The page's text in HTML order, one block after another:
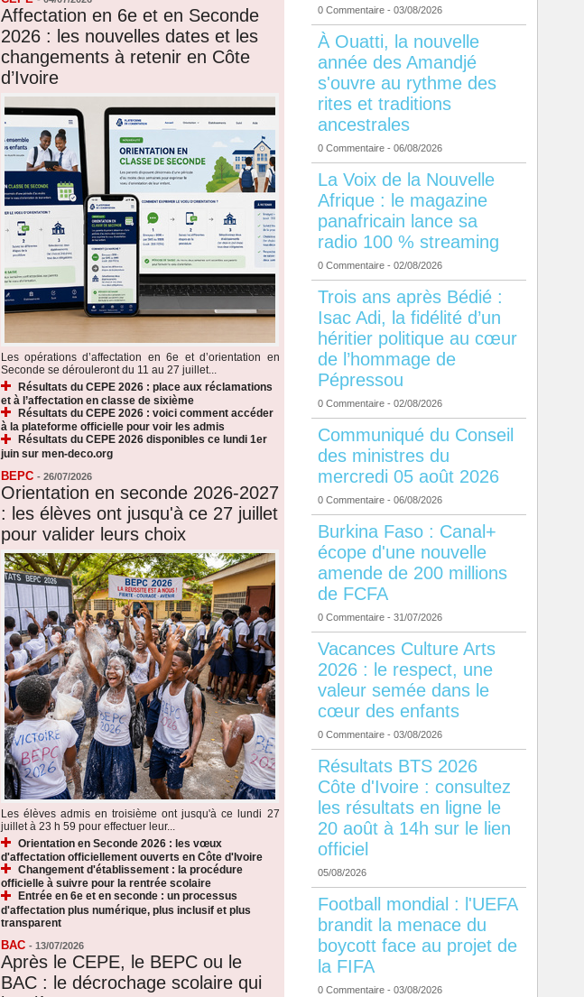
Affectation en 6e et en Seconde
2026 : les nouvelles dates et les
changements à retenir en Côte
d’Ivoire
Les opérations d’affectation en 6e et d’orientation en
Seconde se dérouleront du 11 au 27 juillet...
Résultats du CEPE 2026 : place aux réclamations
et à l’affectation en classe de sixième
Résultats du CEPE 2026 : voici comment accéder
à la plateforme officielle pour voir les admis
Résultats du CEPE 2026 disponibles ce lundi 1er
juin sur men-deco.org
BEPC - 26/07/2026
Orientation en seconde 2026-2027
: les élèves ont jusqu'à ce 27 juillet
pour valider leurs choix
Les élèves admis en troisième ont jusqu'à ce lundi 27
juillet à 23 h 59 pour effectuer leur...
Orientation en Seconde 2026 : les vœux
d'affectation officiellement ouverts en Côte d'Ivoire
Changement d'établissement : la procédure
officielle à suivre pour la rentrée scolaire
Entrée en 6e et en seconde : un processus
d'affectation plus numérique, plus inclusif et plus
transparent
BAC - 13/07/2026
Après le CEPE, le BEPC ou le
BAC : le décrochage scolaire qui
0 Commentaire - 03/08/2026
À Ouatti, la nouvelle
année des Amandjé
s'ouvre au rythme des
rites et traditions
ancestrales
0 Commentaire - 06/08/2026
La Voix de la Nouvelle
Afrique : le magazine
panafricain lance sa
radio 100 % streaming
0 Commentaire - 02/08/2026
Trois ans après Bédié :
Isac Adi, la fidélité d’un
héritier politique au cœur
de l’hommage de
Pépressou
0 Commentaire - 02/08/2026
Communiqué du Conseil
des ministres du
mercredi 05 août 2026
0 Commentaire - 06/08/2026
Burkina Faso : Canal+
écope d'une nouvelle
amende de 200 millions
de FCFA
0 Commentaire - 31/07/2026
Vacances Culture Arts
2026 : le respect, une
valeur semée dans le
cœur des enfants
0 Commentaire - 03/08/2026
Résultats BTS 2026
Côte d'Ivoire : consultez
les résultats en ligne le
20 août à 14h sur le lien
officiel
05/08/2026
Football mondial : l'UEFA
brandit la menace du
boycott face au projet de
la FIFA
0 Commentaire - 03/08/2026